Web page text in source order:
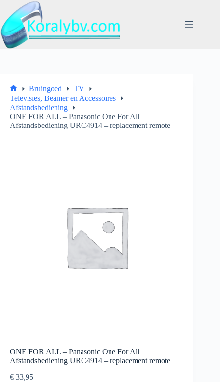
naar
de
inhoud
Home
Bruingoed
TV
Televisies, Beamer en Accessoires
Afstandsbediening
ONE FOR ALL – Panasonic One For All
Afstandsbediening URC4914 – replacement remote
ONE FOR ALL – Panasonic One For All
Afstandsbediening URC4914 – replacement remote
€ 33,95